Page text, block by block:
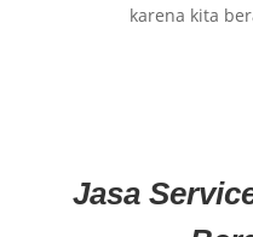
karena kita
Jasa